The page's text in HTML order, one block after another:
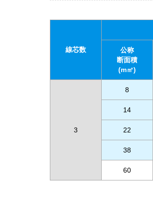
線芯数
公称
断面積
(m㎡)
3
8
14
22
38
60